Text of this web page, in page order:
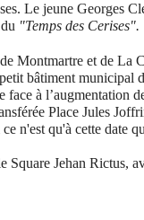
Le jeune Georges
"Temps des Cerises".
Montmartre et de La
bâtiment municipal
à l’augmentation
Place Jules
n'est qu'à cette date
Square Jehan Rictus,